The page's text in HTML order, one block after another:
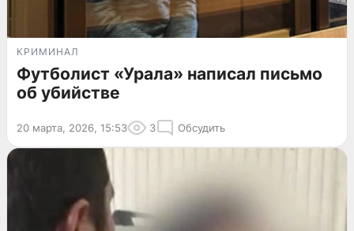
КРИМИНАЛ
Футболист «Урала» написал письмо
об убийстве
20 марта, 2026, 15:53 3 Обсудить